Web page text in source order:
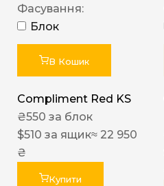
Фасування:
Блок
В Кошик
Compliment Red KS
₴550 за блок
$510 за ящик≈ 22 950
₴
Купити